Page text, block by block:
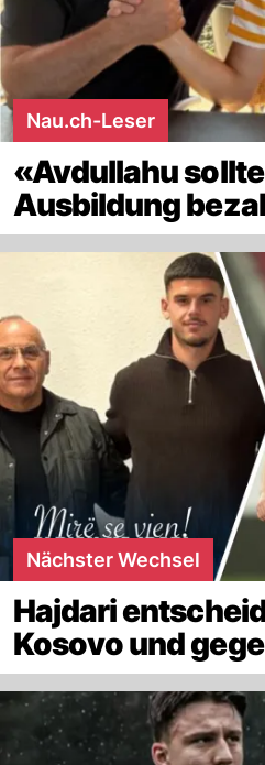
Nau.ch-Leser
«Avdullahu
Ausbildung
Nächster Wechsel
Hajdari
Kosovo und